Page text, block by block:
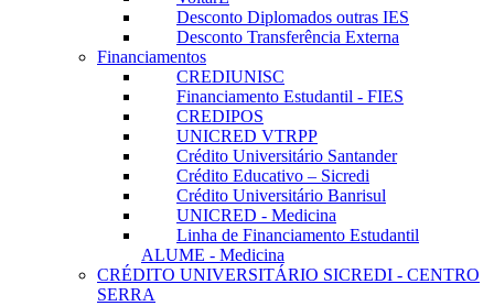
Desconto Diplomados outras IES
Desconto Transferência Externa
Financiamentos
CREDIUNISC
Financiamento Estudantil - FIES
CREDIPOS
UNICRED VTRPP
Crédito Universitário Santander
Crédito Educativo – Sicredi
Crédito Universitário Banrisul
UNICRED - Medicina
Linha de Financiamento Estudantil
ALUME - Medicina
CRÉDITO UNIVERSITÁRIO SICREDI - CENTRO
SERRA